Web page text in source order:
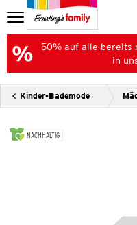
50% auf alle bereits
in
Kinder-Bademode
NACHHALTIG